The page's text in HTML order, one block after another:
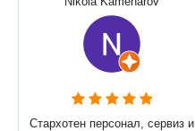
Стархотен персонал, сервиз и